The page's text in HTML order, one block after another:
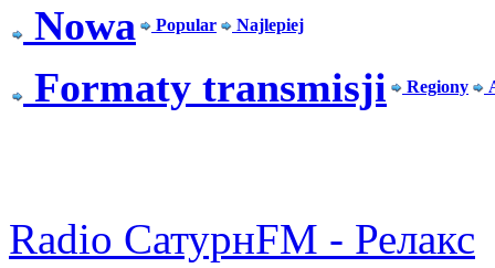
Nowa Popular Najlepiej
Formaty transmisji Regiony
Radio СатурнFM - Релакс